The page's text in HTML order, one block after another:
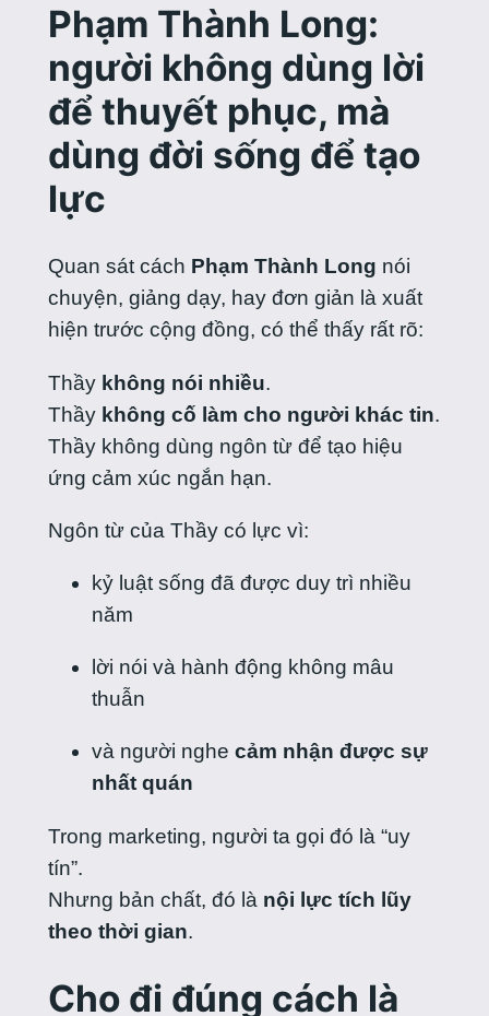
Phạm Thành Long:
người không dùng lời
để thuyết phục, mà
dùng đời sống để tạo
lực
Quan sát cách Phạm Thành Long nói
chuyện, giảng dạy, hay đơn giản là xuất
hiện trước cộng đồng, có thể thấy rất rõ:
Thầy không nói nhiều.
Thầy không cố làm cho người khác tin.
Thầy không dùng ngôn từ để tạo hiệu
ứng cảm xúc ngắn hạn.
Ngôn từ của Thầy có lực vì:
kỷ luật sống đã được duy trì nhiều
năm
lời nói và hành động không mâu
thuẫn
và người nghe cảm nhận được sự
nhất quán
Trong marketing, người ta gọi đó là “uy
tín”.
Nhưng bản chất, đó là nội lực tích lũy
theo thời gian.
Cho đi đúng cách là